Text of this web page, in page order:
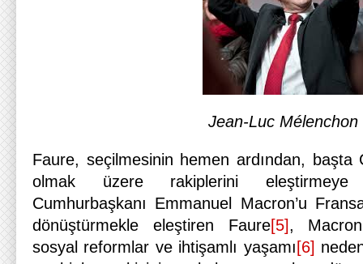
Jean-Luc Mélenchon
Faure, seçilmesinin hemen ardından, başta
olmak üzere rakiplerini eleştirmeye
Cumhurbaşkanı Emmanuel Macron’u
dönüştürmekle eleştiren Faure[5],
sosyal reformlar ve ihtişamlı yaşamı [6]